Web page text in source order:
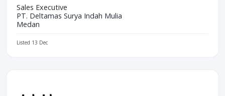
Sales Executive
PT. Deltamas Surya Indah Mulia
Medan
Listed 13 Dec